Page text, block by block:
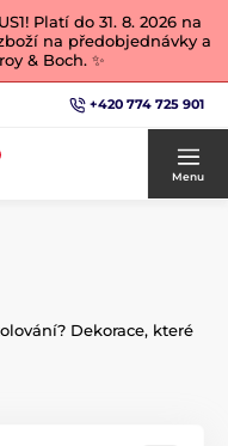
Platí do 31. 8. 2026 na
na předobjednávky a
& Boch. ✨
+420 774 725 901
Menu
Dekorace, které